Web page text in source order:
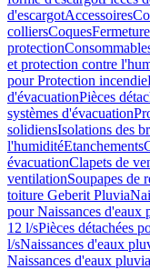
d'escargotAccessoires
colliersCoques
protection
et protection contre
pour Protection incendie
d'évacuationPièces
systèmes d'évacuation
solidiensIsolations des
l'humiditéEtanchements
évacuationClapets de
ventilationSoupapes de
toiture Geberit Pluvia
pour Naissances d'eaux
12 l/sPièces détachées
l/sNaissances d'eaux
Naissances d'eaux